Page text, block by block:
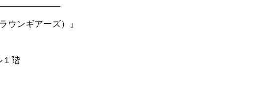
ウンギアーズ）』
１階